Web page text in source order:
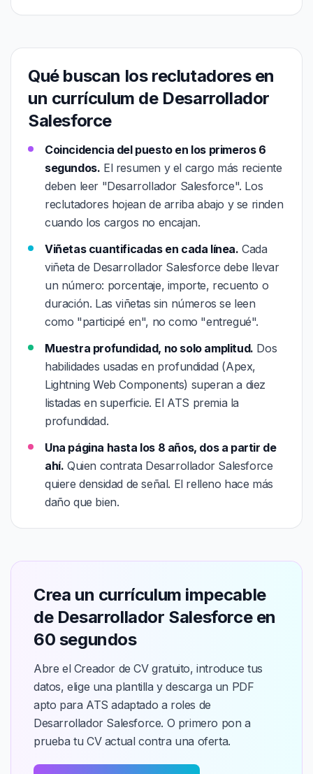
Qué buscan los reclutadores en
un currículum de Desarrollador
Salesforce
Coincidencia del puesto en los primeros 6
segundos. El resumen y el cargo más reciente
deben leer "Desarrollador Salesforce". Los
reclutadores hojean de arriba abajo y se rinden
cuando los cargos no encajan.
Viñetas cuantificadas en cada línea. Cada
viñeta de Desarrollador Salesforce debe llevar
un número: porcentaje, importe, recuento o
duración. Las viñetas sin números se leen
como "participé en", no como "entregué".
Muestra profundidad, no solo amplitud. Dos
habilidades usadas en profundidad (Apex,
Lightning Web Components) superan a diez
listadas en superficie. El ATS premia la
profundidad.
Una página hasta los 8 años, dos a partir de
ahí. Quien contrata Desarrollador Salesforce
quiere densidad de señal. El relleno hace más
daño que bien.
Crea un currículum impecable
de Desarrollador Salesforce en
60 segundos
Abre el Creador de CV gratuito, introduce tus
datos, elige una plantilla y descarga un PDF
apto para ATS adaptado a roles de
Desarrollador Salesforce. O primero pon a
prueba tu CV actual contra una oferta.